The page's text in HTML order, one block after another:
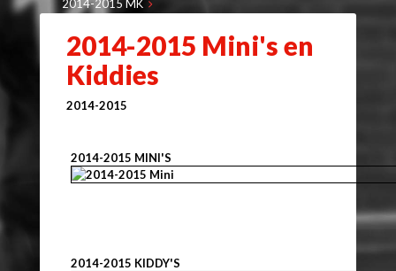
2014-2015 MK
2014-2015 Mini's en
Kiddies
2014-2015
2014-2015 MINI'S
2014-2015 KIDDY'S